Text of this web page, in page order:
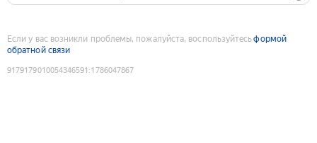
Если у вас возникли проблемы, пожалуйста, воспользуйтесьформой
обратной связи
9179179010054346591 :1786047867